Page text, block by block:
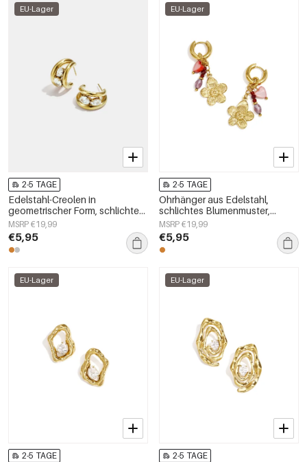
EU-Lager
2-5 TAGE
Edelstahl-Creolen in
geometrischer Form, schlichte
Alltags-Serie, Damenschmuck
MSRP €19,99
€5,95
EU-Lager
2-5 TAGE
Ohrhänger aus Edelstahl,
schlichtes Blumenmuster,
schlichte Alltags-Serie,
Damenschmuck
MSRP €19,99
€5,95
EU-Lager
2-5 TAGE
EU-Lager
2-5 TAGE